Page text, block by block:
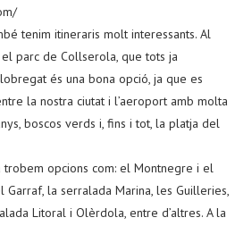
tenim itineraris molt interessants. Al
parc de Collserola, que tots ja
és una bona opció, ja que es
la nostra ciutat i l’aeroport amb molta
boscos verds i, fins i tot, la platja del
trobem opcions com: el Montnegre i el
Garraf, la serralada Marina, les Guilleries,
Litoral i Olèrdola, entre d’altres. A la